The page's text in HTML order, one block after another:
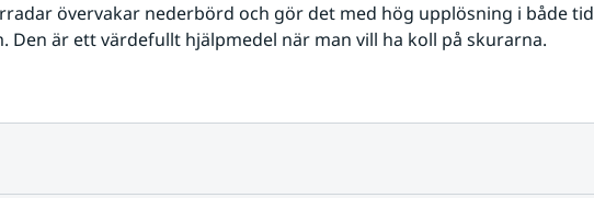
övervakar nederbörd och gör det med hög upplösning i både tid
Den är ett värdefullt hjälpmedel när man vill ha koll på skurarna.